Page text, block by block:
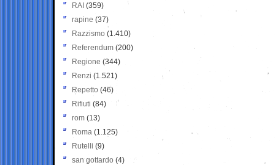
RAI (359)
rapine (37)
Razzismo (1.410)
Referendum (200)
Regione (344)
Renzi (1.521)
Repetto (46)
Rifiuti (84)
rom (13)
Roma (1.125)
Rutelli (9)
san gottardo (4)